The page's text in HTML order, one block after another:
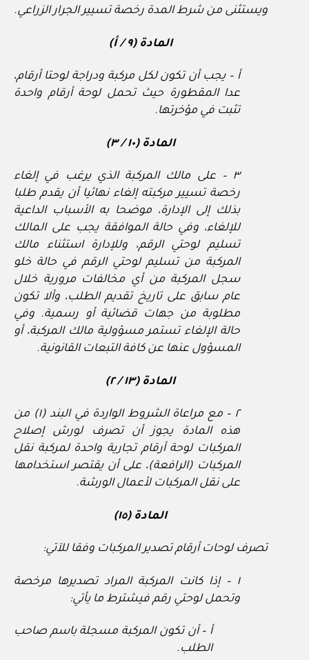
ويستثنى من شرط المدة رخصة تسيير الجرار الزراعي.
المادة (٩ / أ)
أ – يجب أن تكون لكل مركبة ودراجة لوحتا أرقام،
عدا المقطورة حيث تحمل لوحة أرقام واحدة
تثبت في مؤخرتها.
المادة (١٠ / ٣)
٣ – على مالك المركبة الذي يرغب في إلغاء
رخصة تسيير مركبته إلغاء نهائيا أن يقدم طلبا
بذلك إلى الإدارة، موضحا به الأسباب الداعية
للإلغاء، وفي حالة الموافقة يجب على المالك
تسليم لوحتي الرقم، وللإدارة استثناء مالك
المركبة من تسليم لوحتي الرقم في حالة خلو
سجل المركبة من أي مخالفات مرورية خلال
عام سابق على تاريخ تقديم الطلب، وألا تكون
مطلوبة من جهات قضائية أو رسمية. وفي
حالة الإلغاء تستمر مسؤولية مالك المركبة، أو
المسؤول عنها عن كافة التبعات القانونية.
المادة (١٣ / ٢)
٢ – مع مراعاة الشروط الواردة في البند (١) من
هذه المادة يجوز أن تصرف لورش إصلاح
المركبات لوحة أرقام تجارية واحدة لمركبة نقل
المركبات (الرافعة)، على أن يقتصر استخدامها
على نقل المركبات لأعمال الورشة.
المادة (١٥)
تصرف لوحات أرقام تصدير المركبات وفقا للآتي:
١ – إذا كانت المركبة المراد تصديرها مرخصة
وتحمل لوحتي رقم فيشترط ما يأتي:
أ – أن تكون المركبة مسجلة باسم صاحب
الطلب.